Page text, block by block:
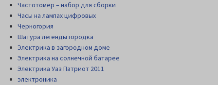
Частотомер – набор для сборки
Часы на лампах цифровых
Черногория
Шатура легенды городка
Электрика в загородном доме
Электрика на солнечной батарее
Электрика Уаз Патриот 2011
электроника